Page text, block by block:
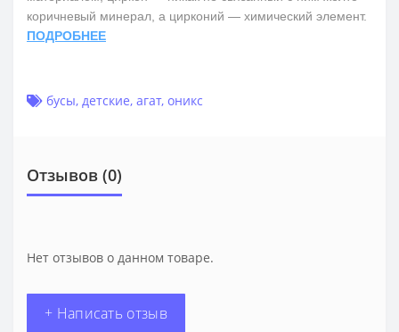
коричневый минерал, а цирконий — химический элемент.
ПОДРОБНЕЕ
бусы, детские, агат, оникс
Отзывов (0)
Нет отзывов о данном товаре.
+ Написать отзыв